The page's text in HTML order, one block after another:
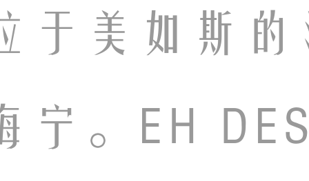
于美如斯的
宁。EH